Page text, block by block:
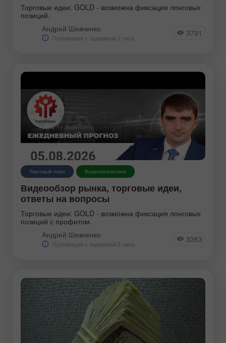
Торговые идеи: GOLD - возможна фиксация лонговых
позиций.
Андрей Шевченко
Публикация с задержкой 2 часа 3791
Торговый план Видеоаналитика
Видеообзор рынка, торговые идеи,
ответы на вопросы
Торговые идеи: GOLD - возможна фиксация лонговых
позиций с профитом.
Андрей Шевченко
Публикация с задержкой 2 часа 3363